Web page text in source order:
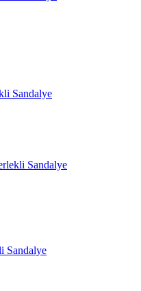
Sandalye
Sandalye
Sandalye